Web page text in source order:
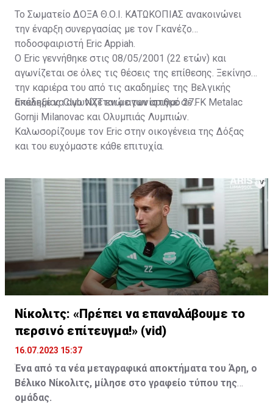
Το Σωματείο ΔΟΞΑ Θ.Ο.Ι. ΚΑΤΩΚΟΠΙΑΣ ανακοινώνει
την έναρξη συνεργασίας με τον Γκανέζο
ποδοσφαιριστή Eric Appiah.
Ο Eric γεννήθηκε στις 08/05/2001 (22 ετών) και
αγωνίζεται σε όλες τις θέσεις της επίθεσης. Ξεκίνησε
την καριέρα του από τις ακαδημίες της Βελγικής
ακαδημίας Club NXT ενώ αγωνίστηκε σε FK Metalac
Gornji Milanovac και Ολυμπιάς Λυμπιών.
Επέλεξε να αγωνίζεται με τον αριθμό 27.
Καλωσορίζουμε τον Eric στην οικογένεια της Δόξας
και του ευχόμαστε κάθε επιτυχία.
Νίκολιτς: «Πρέπει να επαναλάβουμε το
περσινό επίτευγμα!» (vid)
16.07.2023 15:37
Ένα από τα νέα μεταγραφικά αποκτήματα του Άρη, ο
Βέλικο Νίκολιτς, μίλησε στο γραφείο τύπου της
ομάδας.